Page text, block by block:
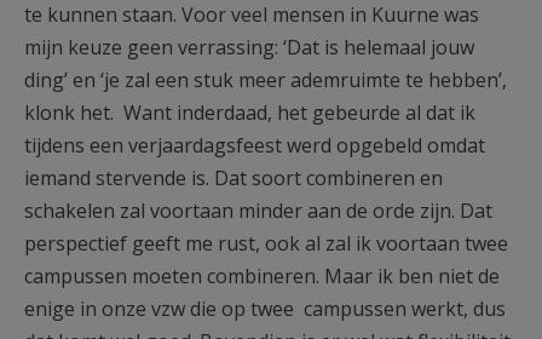
te kunnen staan. Voor veel mensen in Kuurne was
mijn keuze geen verrassing: ‘Dat is helemaal jouw
ding’ en ‘je zal een stuk meer ademruimte te hebben’,
klonk het. Want inderdaad, het gebeurde al dat ik
tijdens een verjaardagsfeest werd opgebeld omdat
iemand stervende is. Dat soort combineren en
schakelen zal voortaan minder aan de orde zijn. Dat
perspectief geeft me rust, ook al zal ik voortaan twee
campussen moeten combineren. Maar ik ben niet de
enige in onze vzw die op twee campussen werkt, dus